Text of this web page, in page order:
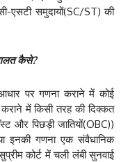
एसटी समुदायों(SC/ST) की
गलत कैसे?
पर गणना कराने में कोई
में किसी तरह की दिक्कत
और पिछड़ी जातियों(OBC))
इनकी गणना एक संवैधानिक
कोर्ट में चली लंबी सुनवाई